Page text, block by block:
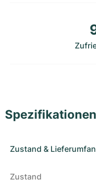
Spezifikationen
Zustand &
Zustand